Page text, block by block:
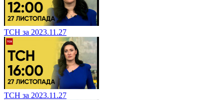
ТСН за 2023.11.27
ТСН за 2023.11.27